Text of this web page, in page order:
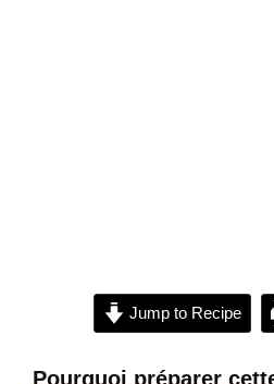
Jump to Recipe
Pourquoi préparer